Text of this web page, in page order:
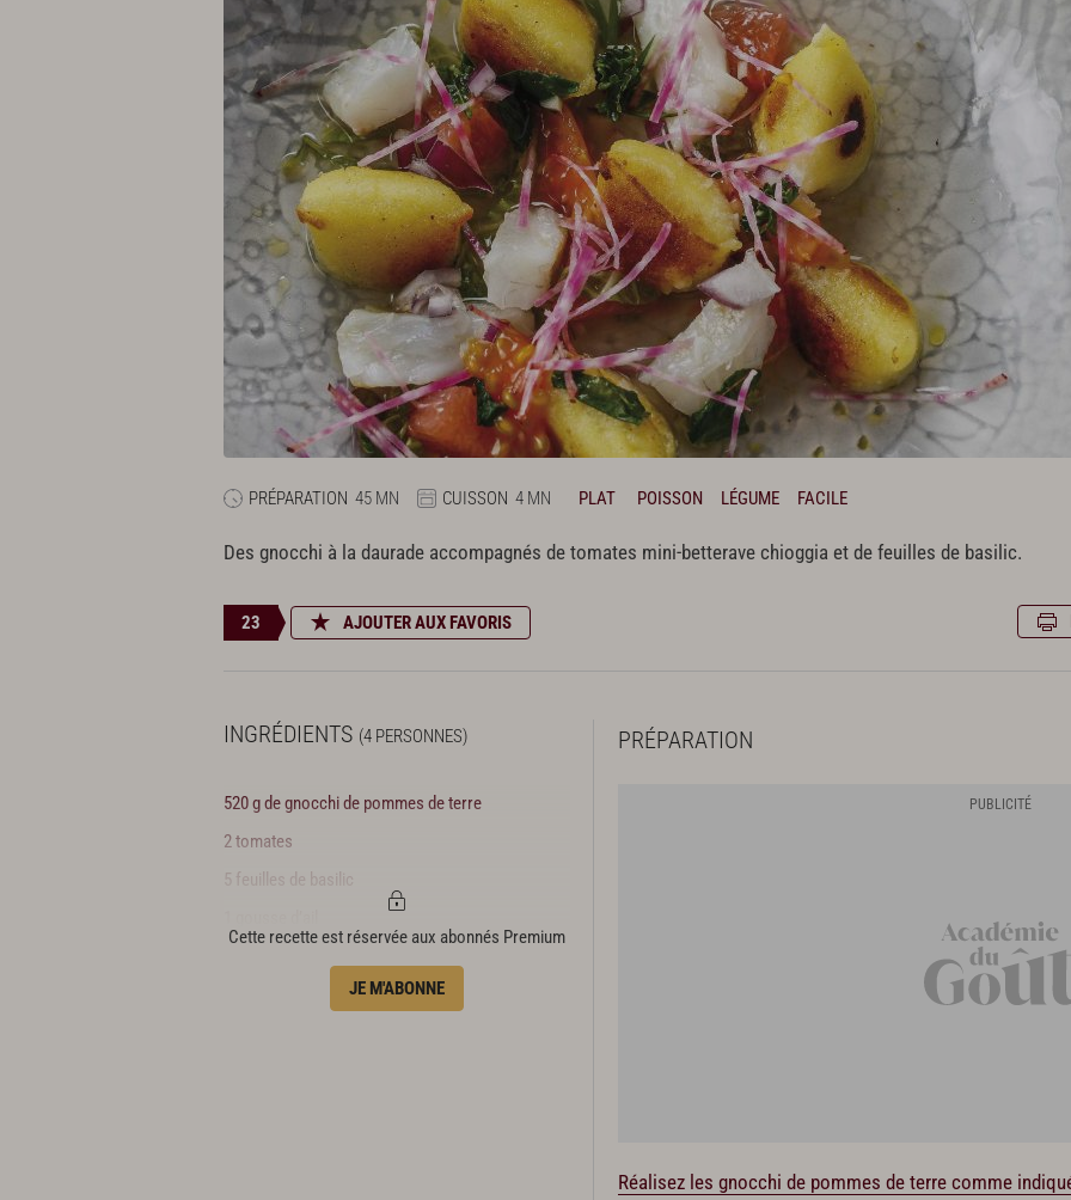
PRÉPARATION 45 MN CUISSON 4 MN PLAT POISSON LÉGUME FACILE
Des gnocchi à la daurade accompagnés de tomates mini-betterave chioggia et de feuilles de basilic.
23 AJOUTER AUX FAVORIS
INGRÉDIENTS (4 PERSONNES)
520 g de gnocchi de pommes de terre
2 tomates
5 feuilles de basilic
1 mini-betterave chioggia
Cette recette est réservée aux abonnés Premium
JE M'ABONNE
PRÉPARATION
Réalisez les gnocchi de pommes de terre comme